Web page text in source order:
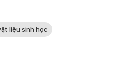
liệu sinh học